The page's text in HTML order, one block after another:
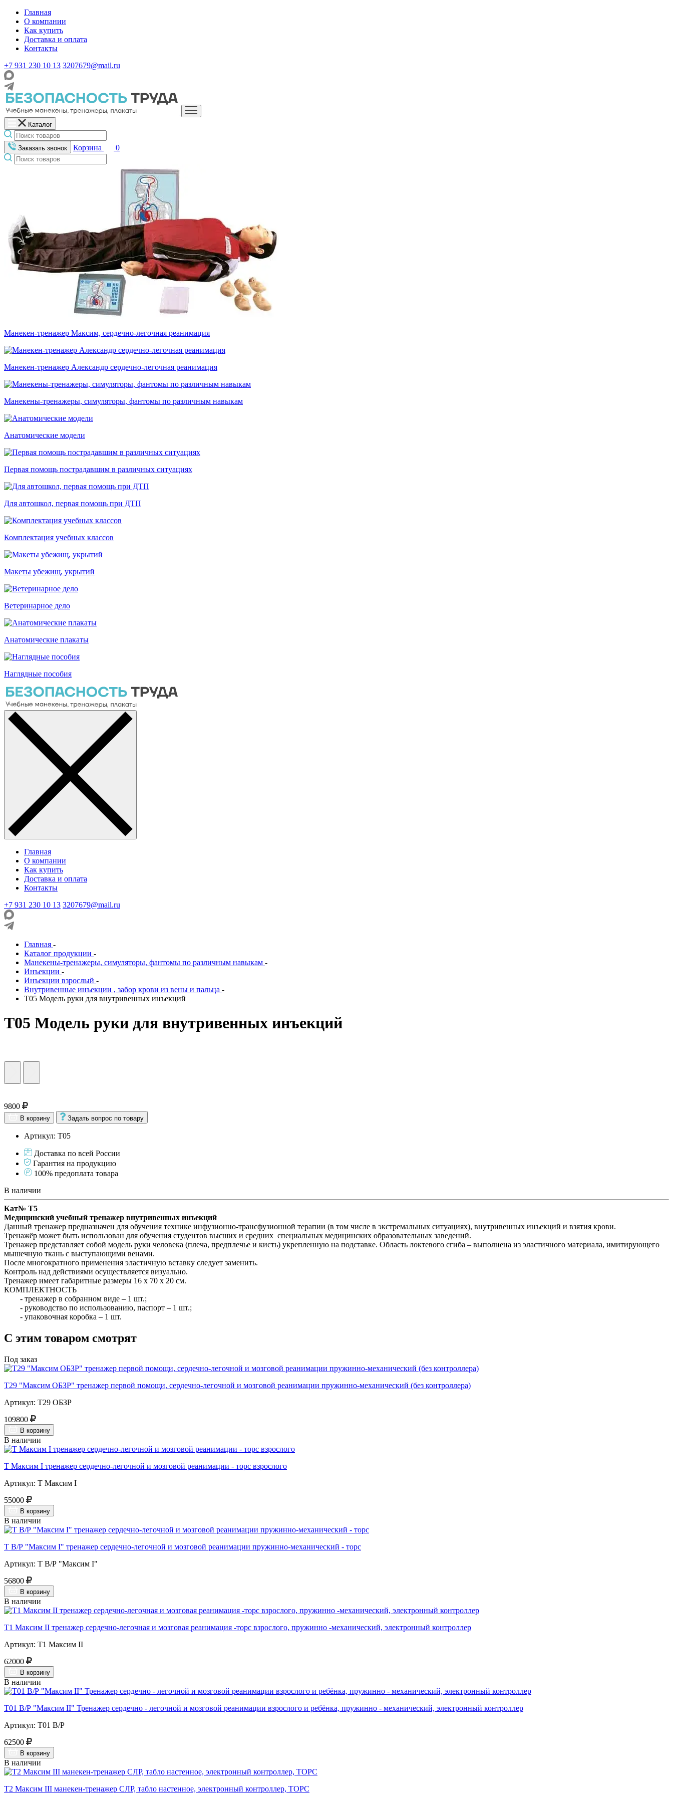
Главная
О компании
Как купить
Доставка и оплата
Контакты
+7 931 230 10 13 3207679@mail.ru
Каталог
Заказать звонок Корзина 0
Манекен-тренажер Максим, сердечно-легочная реанимация
Манекен-тренажер Александр сердечно-легочная реанимация
Манекены-тренажеры, симуляторы, фантомы по различным навыкам
Анатомические модели
Первая помощь пострадавшим в различных ситуациях
Для автошкол, первая помощь при ДТП
Комплектация учебных классов
Макеты убежищ, укрытий
Ветеринарное дело
Анатомические плакаты
Наглядные пособия
Главная
О компании
Как купить
Доставка и оплата
Контакты
+7 931 230 10 13 3207679@mail.ru
Главная -
Каталог продукции -
Манекены-тренажеры, симуляторы, фантомы по различным навыкам -
Инъекции -
Инъекции взрослый -
Внутривенные инъекции , забор крови из вены и пальца -
Т05 Модель руки для внутривенных инъекций
Т05 Модель руки для внутривенных инъекций
9800
В корзину Задать вопрос по товару
Артикул: Т05
Доставка по всей России
Гарантия на продукцию
100% предоплата товара
В наличии
Кат№ Т5
Mедицинский учебный тренажер внутривенных инъекций
Данный тренажер предназначен для обучения технике инфузионно-трансфузионной терапии (в том числе в экстремальных ситуациях), внутривенных инъекций и взятия крови.
Тренажёр может быть использован для обучения студентов высших и средних специальных медицинских образовательных заведений.
Тренажер представляет собой модель руки человека (плеча, предплечье и кисть) укрепленную на подставке. Область локтевого сгиба – выполнена из эластичного материала, имитирующего
мышечную ткань с выступающими венами.
После многократного применения эластичную вставку следует заменить.
Контроль над действиями осуществляется визуально.
Тренажер имеет габаритные размеры 16 х 70 х 20 см.
КОМПЛЕКТНОСТЬ
- тренажер в собранном виде – 1 шт.;
- руководство по использованию, паспорт – 1 шт.;
- упаковочная коробка – 1 шт.
С этим товаром смотрят
Под заказ
Т29 "Максим ОБЗР" тренажер первой помощи, сердечно-легочной и мозговой реанимации пружинно-механический (без контроллера)
Артикул: Т29 ОБЗР
109800
В корзину
В наличии
Т Максим I тренажер сердечно-легочной и мозговой реанимации - торс взрослого
Артикул: Т Максим I
55000
В корзину
В наличии
Т В/Р "Максим I" тренажер сердечно-легочной и мозговой реанимации пружинно-механический - торс
Артикул: Т В/Р "Максим I"
56800
В корзину
В наличии
Т1 Максим II тренажер сердечно-легочная и мозговая реанимация -торс взрослого, пружинно -механический, электронный контроллер
Артикул: Т1 Максим II
62000
В корзину
В наличии
Т01 В/Р "Максим II" Тренажер сердечно - легочной и мозговой реанимации взрослого и ребёнка, пружинно - механический, электронный контроллер
Артикул: Т01 В/Р
62500
В корзину
В наличии
Т2 Максим III манекен-тренажер СЛР, табло настенное, электронный контроллер, ТОРС